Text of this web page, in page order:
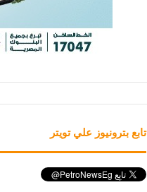
تابع بترونيوز علي تويتر